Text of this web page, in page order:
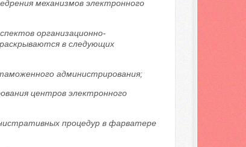
механизмов электронного
организационно-
в следующих
администрирования;
центров электронного
процедур в фарватере